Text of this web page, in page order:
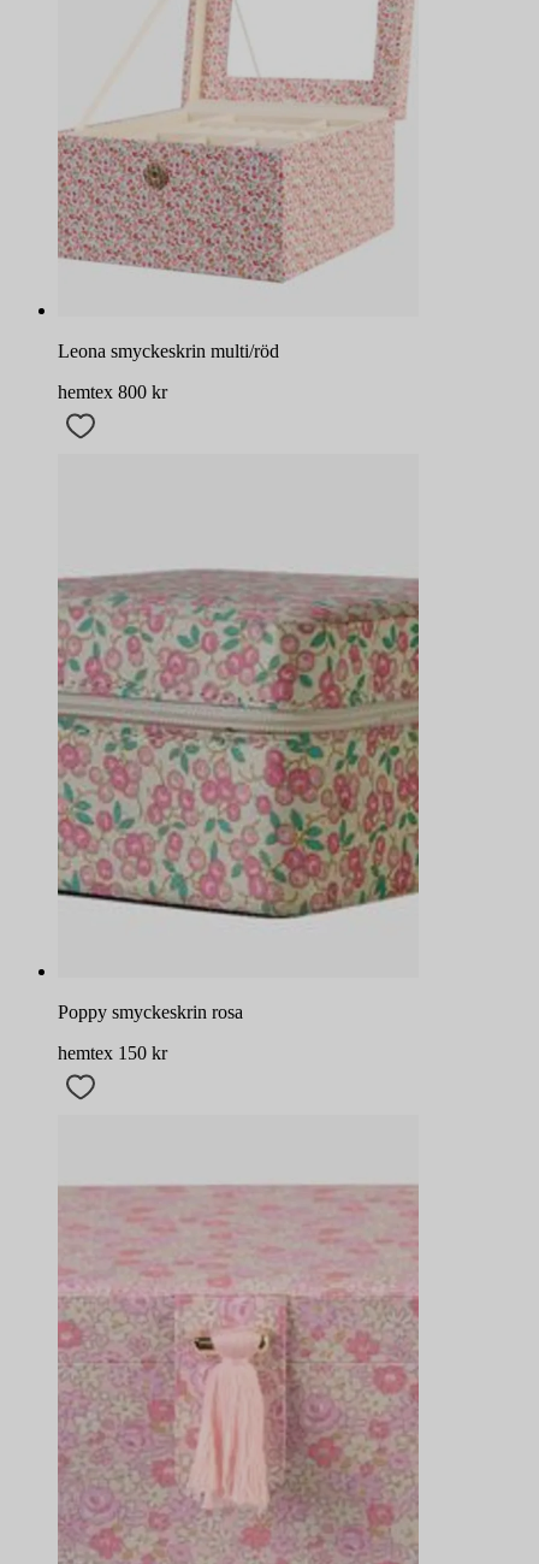
Leona smyckeskrin multi/röd
hemtex 800 kr
Poppy smyckeskrin rosa
hemtex 150 kr